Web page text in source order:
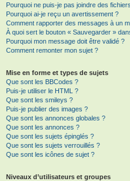
Pourquoi ne puis-je pas joindre des
Pourquoi ai-je reçu un avertissement ?
Comment rapporter des messages à un
À quoi sert le bouton « Sauvegarder »
Pourquoi mon message doit être validé ?
Comment remonter mon sujet ?
Mise en forme et types de sujets
Que sont les BBCodes ?
Puis-je utiliser le HTML ?
Que sont les smileys ?
Puis-je publier des images ?
Que sont les annonces globales ?
Que sont les annonces ?
Que sont les sujets épinglés ?
Que sont les sujets verrouillés ?
Que sont les icônes de sujet ?
Niveaux d’utilisateurs et groupes